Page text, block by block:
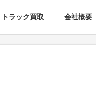
トラック買取 会社概要